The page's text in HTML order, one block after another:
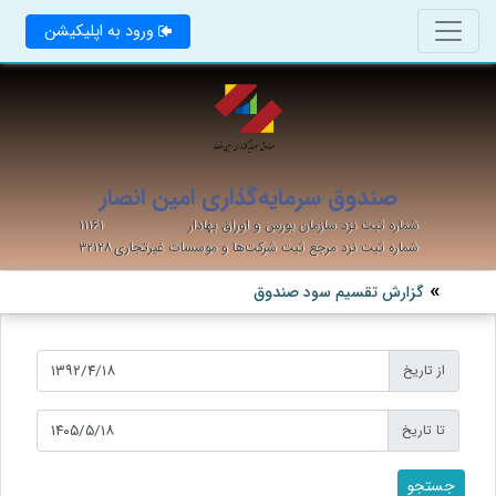
ورود به اپلیکیشن
صندوق سرمایه‌گذاری امین انصار
شماره ثبت نزد سازمان بورس و اوراق بهادار
۱۱۱۶۱
شماره ثبت نزد مرجع ثبت شرکت‌ها و موسسات غیرتجاری۳۲۱۲۸
گزارش تقسیم سود صندوق
از تاریخ
تا تاریخ